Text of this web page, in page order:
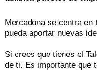
Mercadona se centra en
pueda aportar nuevas
Si crees que tienes el
de ti. Es importante que